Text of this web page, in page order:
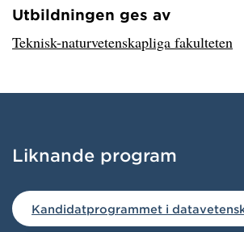
Har hämtat avsändare.
Utbildningen ges av
Teknisk-naturvetenskapliga fakulteten
Liknande program
Har hämtat liknande program.
Kandidatprogrammet i